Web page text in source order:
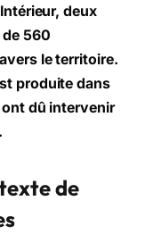
deux
560
le territoire.
produite dans
ont dû intervenir
de